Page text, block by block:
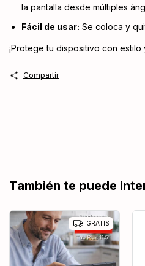
la pantalla desde múltiples
Fácil de usar: Se coloca y
¡Protege tu dispositivo con estilo
Compartir
También te puede
GRATIS